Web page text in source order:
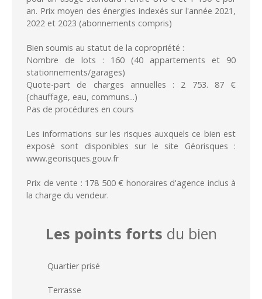
an. Prix moyen des énergies indexés sur l'année 2021,
2022 et 2023 (abonnements compris)
Bien soumis au statut de la copropriété :
Nombre de lots : 160 (40 appartements et 90
stationnements/garages)
Quote-part de charges annuelles : 2 753. 87 €
(chauffage, eau, communs...)
Pas de procédures en cours
Les informations sur les risques auxquels ce bien est
exposé sont disponibles sur le site Géorisques :
www.georisques.gouv.fr
Prix de vente : 178 500 € honoraires d'agence inclus à
la charge du vendeur.
Les points forts du bien
Quartier prisé
Terrasse